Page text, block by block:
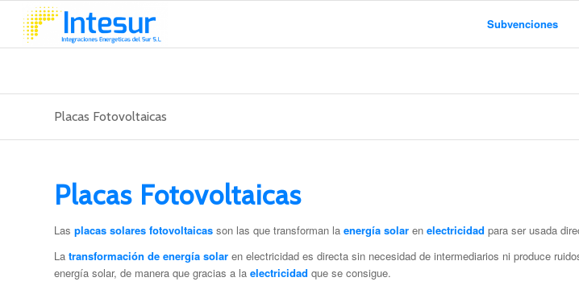
Subvenciones
Placas Fotovoltaicas
Placas Fotovoltaicas
Las placas solares fotovoltaicas son las que transforman la energía solar en electricidad para ser usada
La transformación de energía solar en electricidad es directa sin necesidad de intermediarios ni produce
energía solar, de manera que gracias a la electricidad que se consigue.